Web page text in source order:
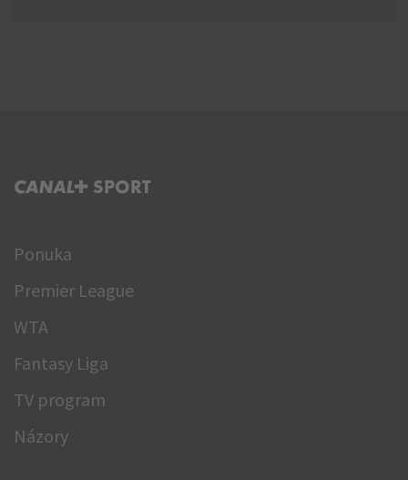
C+ SPORT
Ponuka
Premier League
WTA
Fantasy Liga
TV program
Názory